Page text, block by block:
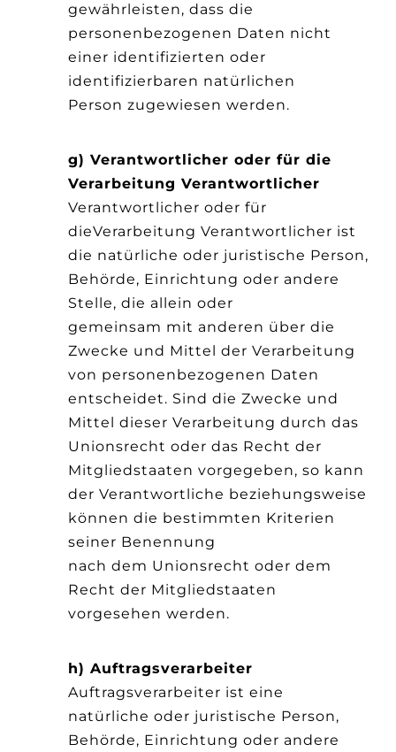
gewährleisten, dass die
personenbezogenen Daten nicht
einer identifizierten oder
identifizierbaren natürlichen
Person zugewiesen werden.
g) Verantwortlicher oder für die
Verarbeitung Verantwortlicher
Verantwortlicher oder für
dieVerarbeitung Verantwortlicher ist
die natürliche oder juristische Person,
Behörde, Einrichtung oder andere
Stelle, die allein oder
gemeinsam mit anderen über die
Zwecke und Mittel der Verarbeitung
von personenbezogenen Daten
entscheidet. Sind die Zwecke und
Mittel dieser Verarbeitung durch das
Unionsrecht oder das Recht der
Mitgliedstaaten vorgegeben, so kann
der Verantwortliche beziehungsweise
können die bestimmten Kriterien
seiner Benennung
nach dem Unionsrecht oder dem
Recht der Mitgliedstaaten
vorgesehen werden.
h) Auftragsverarbeiter
Auftragsverarbeiter ist eine
natürliche oder juristische Person,
Behörde, Einrichtung oder andere